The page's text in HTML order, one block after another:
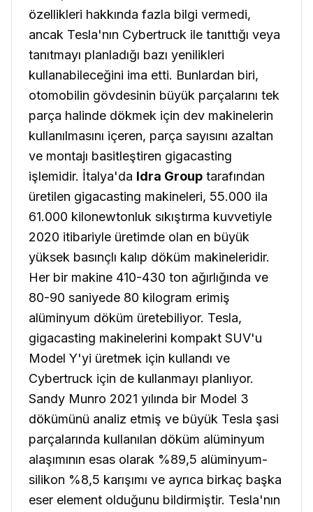
özellikleri hakkında fazla bilgi vermedi,
ancak Tesla'nın Cybertruck ile tanıttığı veya
tanıtmayı planladığı bazı yenilikleri
kullanabileceğini ima etti. Bunlardan biri,
otomobilin gövdesinin büyük parçalarını tek
parça halinde dökmek için dev makinelerin
kullanılmasını içeren, parça sayısını azaltan
ve montajı basitleştiren gigacasting
işlemidir. İtalya'da Idra Group tarafından
üretilen gigacasting makineleri, 55.000 ila
61.000 kilonewtonluk sıkıştırma kuvvetiyle
2020 itibariyle üretimde olan en büyük
yüksek basınçlı kalıp döküm makineleridir.
Her bir makine 410-430 ton ağırlığında ve
80-90 saniyede 80 kilogram erimiş
alüminyum döküm üretebiliyor. Tesla,
gigacasting makinelerini kompakt SUV'u
Model Y'yi üretmek için kullandı ve
Cybertruck için de kullanmayı planlıyor.
Sandy Munro 2021 yılında bir Model 3
dökümünü analiz etmiş ve büyük Tesla şasi
parçalarında kullanılan döküm alüminyum
alaşımının esas olarak %89,5 alüminyum-
silikon %8,5 karışımı ve ayrıca birkaç başka
eser element olduğunu bildirmiştir. Tesla'nın